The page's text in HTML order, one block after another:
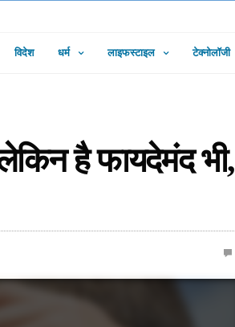
विदेश धर्म लाइफस्टाइल टेक्नोलॉजी
लेकिन है फायदेमंद भी,